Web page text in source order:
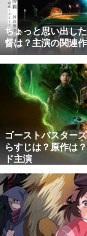
ちょっと思い出し
督は？主演の関連
ゴーストバスター
らすじは？原作は
ド主演